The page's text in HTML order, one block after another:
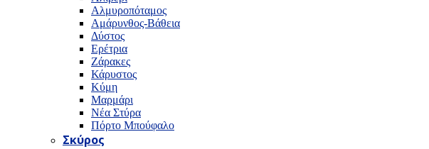
Αλμυροπόταμος
Αμάρυνθος-Βάθεια
Δύστος
Ερέτρια
Ζάρακες
Κάρυστος
Κύμη
Μαρμάρι
Νέα Στύρα
Πόρτο Μπούφαλο
Σκύρος